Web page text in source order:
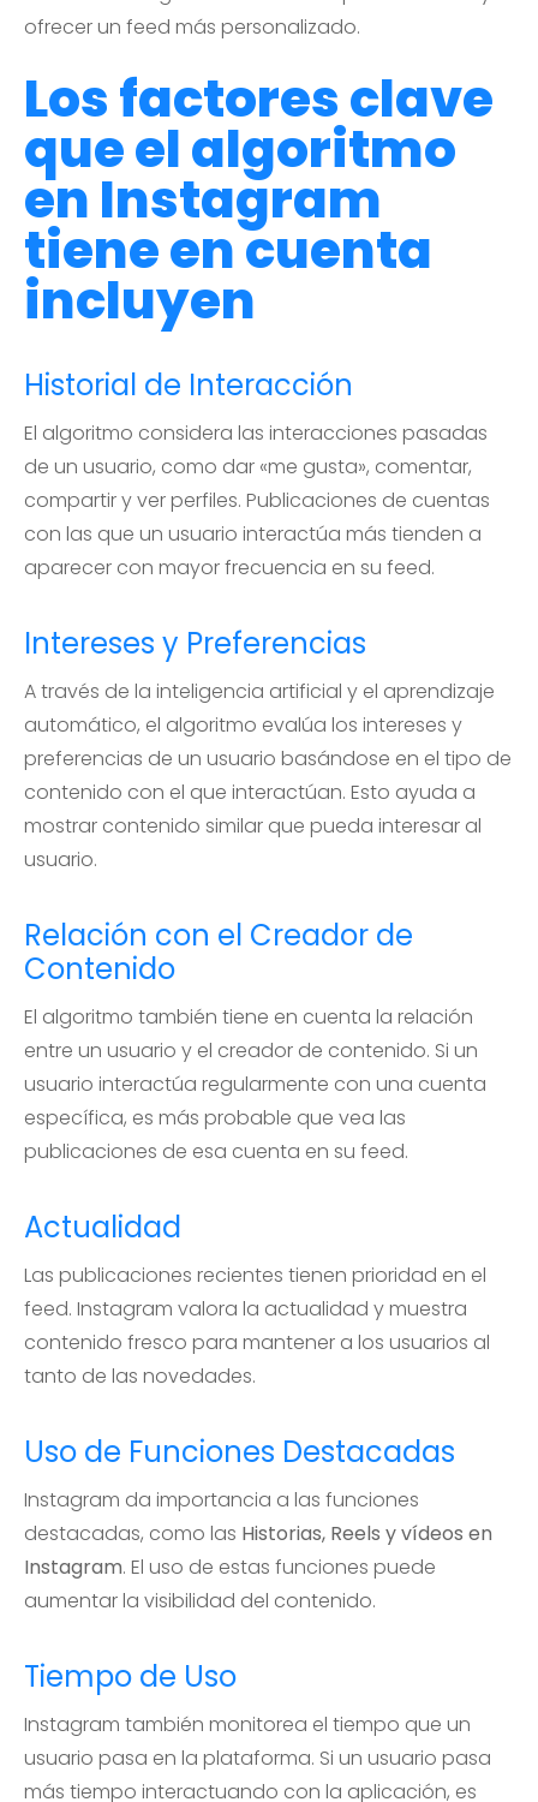
ofrecer un feed más personalizado.
Losfactores clave
que el algoritmo
en Instagram
tiene en cuenta
incluyen
Historial de Interacción
El algoritmo considera las interacciones pasadas
de un usuario, como dar «me gusta», comentar,
compartir y ver perfiles. Publicaciones de cuentas
con las que un usuario interactúa más tienden a
aparecer con mayor frecuencia en su feed.
Intereses y Preferencias
A través de la inteligencia artificial y el aprendizaje
automático, el algoritmo evalúa los intereses y
preferencias de un usuario basándose en el tipo de
contenido con el que interactúan. Esto ayuda a
mostrar contenido similar que pueda interesar al
usuario.
Relación con el Creador de
Contenido
El algoritmo también tiene en cuenta la relación
entre un usuario y el creador de contenido. Si un
usuario interactúa regularmente con una cuenta
específica, es más probable que vea las
publicaciones de esa cuenta en su feed.
Actualidad
Las publicaciones recientes tienen prioridad en el
feed. Instagram valora la actualidad y muestra
contenido fresco para mantener a los usuarios al
tanto de las novedades.
Uso de Funciones Destacadas
Instagram da importancia a las funciones
destacadas, como las Historias, Reels y vídeos en
Instagram. El uso de estas funciones puede
aumentar la visibilidad del contenido.
Tiempo de Uso
Instagram también monitorea el tiempo que un
usuario pasa en la plataforma. Si un usuario pasa
más tiempo interactuando con la aplicación, es